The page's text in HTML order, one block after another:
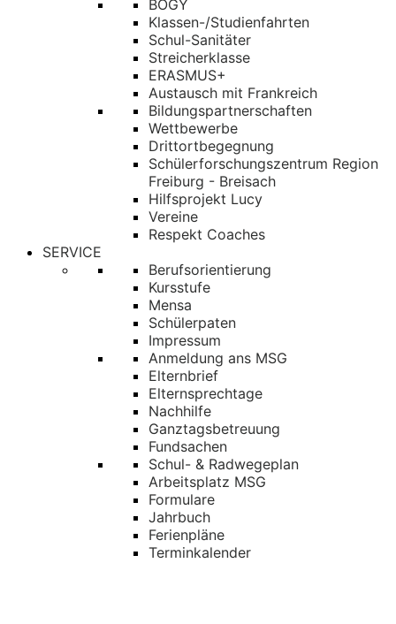
BOGY
Klassen-/Studienfahrten
Schul-Sanitäter
Streicherklasse
ERASMUS+
Austausch mit Frankreich
Bildungspartnerschaften
Wettbewerbe
Drittortbegegnung
Schülerforschungszentrum Region
Freiburg - Breisach
Hilfsprojekt Lucy
Vereine
Respekt Coaches
SERVICE
Berufsorientierung
Kursstufe
Mensa
Schülerpaten
Impressum
Anmeldung ans MSG
Elternbrief
Elternsprechtage
Nachhilfe
Ganztagsbetreuung
Fundsachen
Schul- & Radwegeplan
Arbeitsplatz MSG
Formulare
Jahrbuch
Ferienpläne
Terminkalender